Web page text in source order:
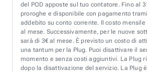
del POD apposte sul tuo contatore. Fino al
proroghe e disponibile con pagamento
addebito su conto corrente. Il costo mensile
al mese. Successivamente, per le nuove
sarà di 3€ al mese. È previsto un costo di
una tantum per la Plug. Puoi disattivare il
momento e senza costi aggiuntivi. La Plug
dopo la disattivazione del servizio. La Plug